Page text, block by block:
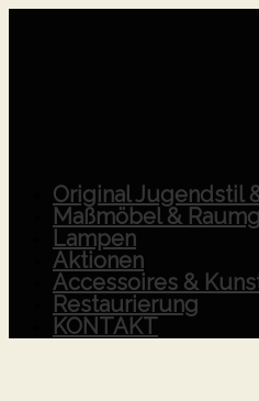
Original Jugendstil
Maßmöbel &
Lampen
Aktionen
Accessoires &
Restaurierung
KONTAKT